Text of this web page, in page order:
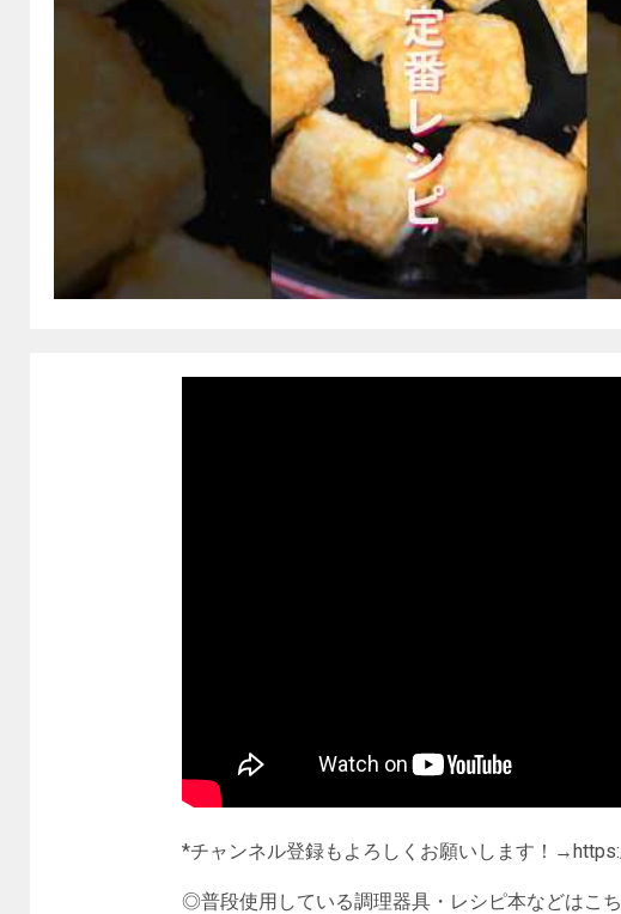
*チャンネル登録もよろしくお願いします！
◎普段使用している調理器具・レシピ本などはこ